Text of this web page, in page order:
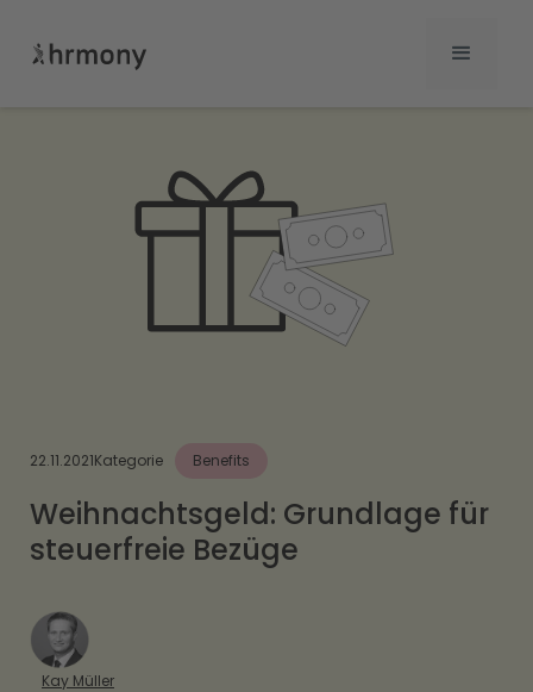
22.11.2021Kategorie Benefits
Weihnachtsgeld: Grundlage für
steuerfreie Bezüge
Kay Müller